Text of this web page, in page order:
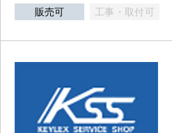
販売可 工事・取付可